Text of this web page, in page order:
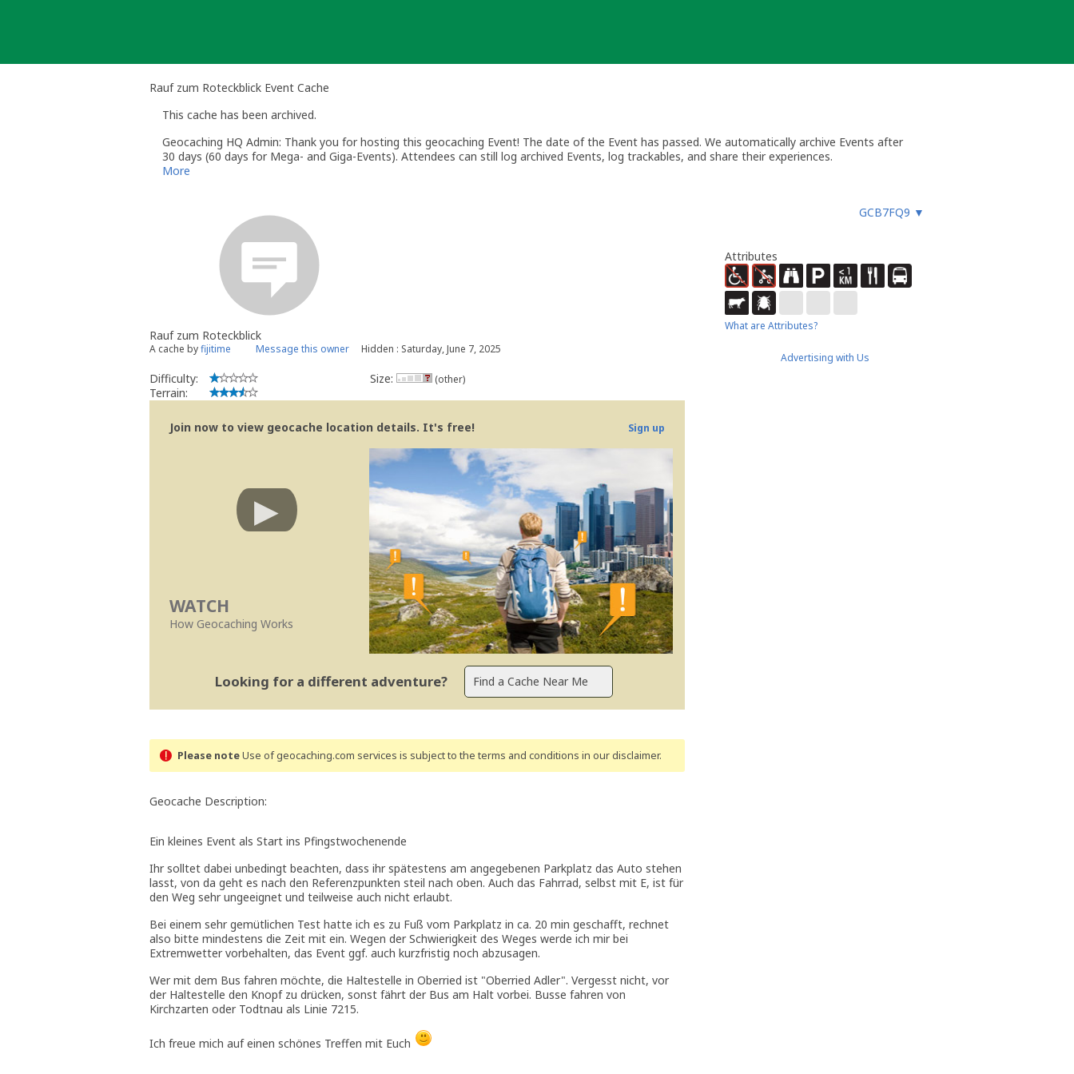
Rauf zum Roteckblick Event Cache
This cache has been archived.
Geocaching HQ Admin: Thank you for hosting this geocaching Event! The date of the Event has passed. We automatically archive Events after
30 days (60 days for Mega- and Giga-Events). Attendees can still log archived Events, log trackables, and share their experiences.
More
GCB7FQ9 ▼
Rauf zum Roteckblick
A cache byfijitime Message this owner Hidden : Saturday, June 7, 2025
Difficulty:
Terrain:
Size: (other)
Join now to view geocache location details. It's free! Sign up
WATCH
How Geocaching Works
Looking for a different adventure?
Please noteUse of geocaching.com services is subject to the terms and conditions in our disclaimer.
Geocache Description:
Ein kleines Event als Start ins Pfingstwochenende
Ihr solltet dabei unbedingt beachten, dass ihr spätestens am angegebenen Parkplatz das Auto stehen
lasst, von da geht es nach den Referenzpunkten steil nach oben. Auch das Fahrrad, selbst mit E, ist für
den Weg sehr ungeeignet und teilweise auch nicht erlaubt.
Bei einem sehr gemütlichen Test hatte ich es zu Fuß vom Parkplatz in ca. 20 min geschafft, rechnet
also bitte mindestens die Zeit mit ein. Wegen der Schwierigkeit des Weges werde ich mir bei
Extremwetter vorbehalten, das Event ggf. auch kurzfristig noch abzusagen.
Wer mit dem Bus fahren möchte, die Haltestelle in Oberried ist "Oberried Adler". Vergesst nicht, vor
der Haltestelle den Knopf zu drücken, sonst fährt der Bus am Halt vorbei. Busse fahren von
Kirchzarten oder Todtnau als Linie 7215.
Ich freue mich auf einen schönes Treffen mit Euch
Attributes
What are Attributes?
Advertising with Us